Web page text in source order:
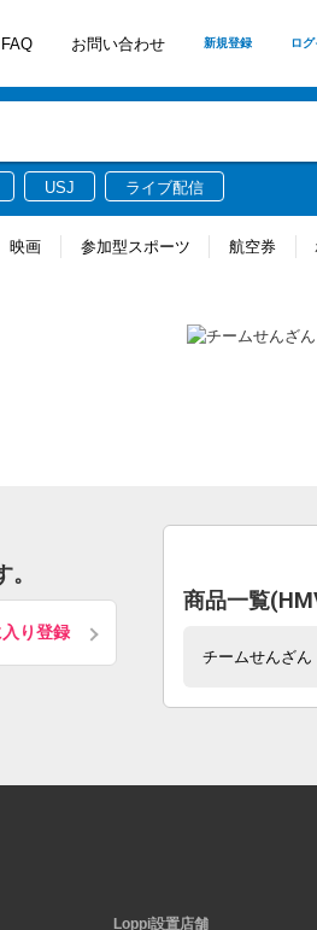
お問い合わせ 新規登録 ロ
USJ ライブ配信
映画 参加型スポーツ 航空券
り登録
商品一覧
チームせんざん
Loppi設置店舗